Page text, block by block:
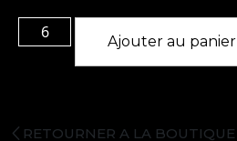
Ajouter au panier
RETOURNER A LA BOUTIQUE